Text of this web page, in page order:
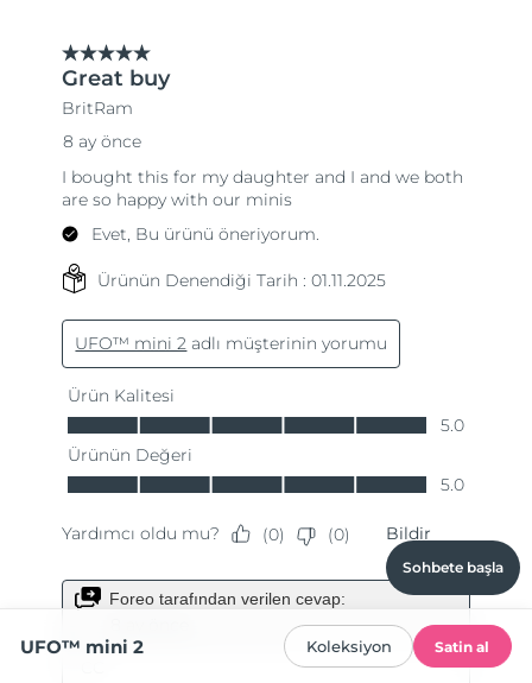
Sohbete başla
UFO™ mini 2 Koleksiyon Satin al